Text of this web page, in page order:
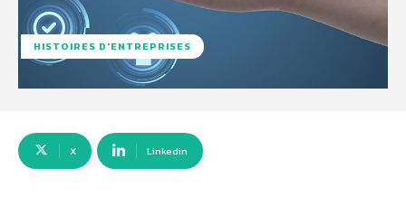
HISTOIRES D'ENTREPRISES
X Linkedin